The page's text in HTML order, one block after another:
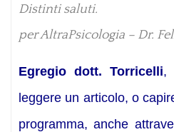
Distinti saluti.
per AltraPsicologia – Dr.
Egregio dott. Torricelli,
leggere un articolo, o
programma, anche